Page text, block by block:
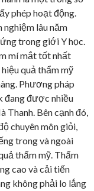
phép hoạt động.
lâu năm
trong giới Y học.
mí mắt tốt nhất
quả thẩm mỹ
Phương pháp
đang được nhiều
Thanh. Bên cạnh đó,
chuyên môn giỏi,
trong và ngoài
thẩm mỹ. Thẩm
cao và cải tiến
không phải lo lắng